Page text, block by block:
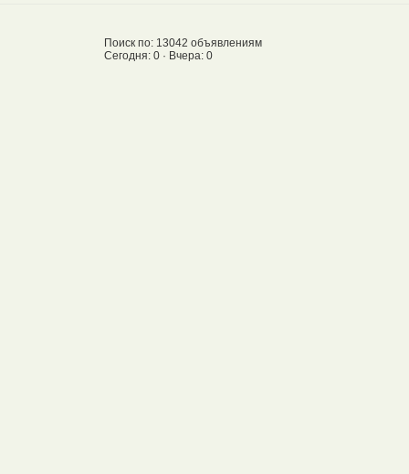
Поиск по: 13042 объявлениям
Сегодня: 0 · Вчера: 0